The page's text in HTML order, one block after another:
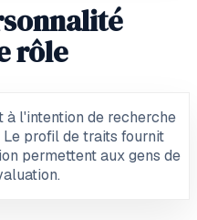
rôle
à l'intention de recherche
profil de traits fournit
permettent aux gens de